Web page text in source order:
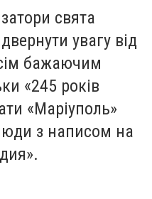
свята
увагу від
бажаючим
«245 років
«Маріуполь»
з написом на